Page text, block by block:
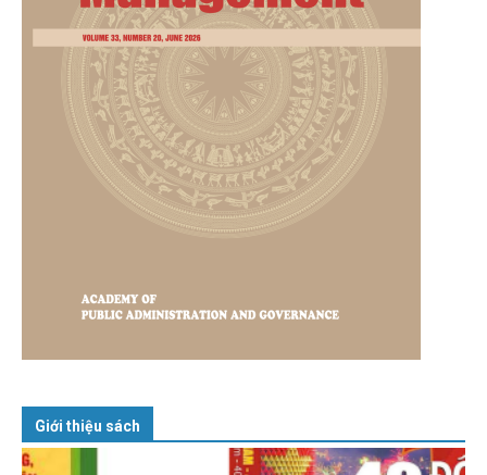
Giới thiệu sách